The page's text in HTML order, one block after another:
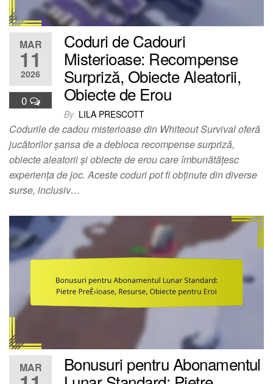
MAR
11
2026
0
Coduri de Cadouri
Misterioase: Recompense
Surpriză, Obiecte Aleatorii,
Obiecte de Erou
By LILA PRESCOTT
Codurile de cadou misterioase din Whiteout Survival oferă
jucătorilor șansa de a debloca recompense surpriză,
obiecte aleatorii și obiecte de erou care îmbunătățesc
experiența de joc. Aceste coduri pot fi obținute din diverse
surse, inclusiv…
MAR Bonusuri pentru Abonamentul